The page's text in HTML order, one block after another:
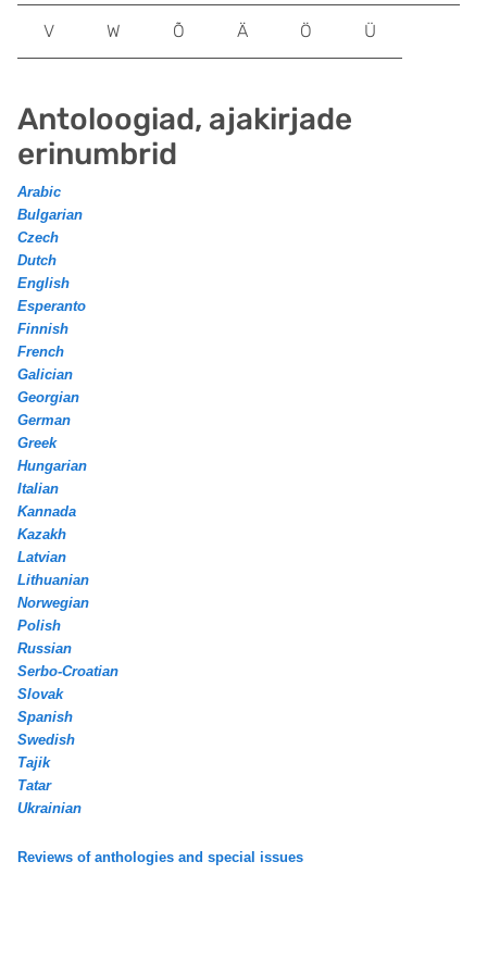
Antoloogiad, ajakirjade
erinumbrid
Arabic
Bulgarian
Czech
Dutch
English
Esperanto
Finnish
French
Galician
Georgian
German
Greek
Hungarian
Italian
Kannada
Kazakh
Latvian
Lithuanian
Norwegian
Polish
Russian
Serbo-Croatian
Slovak
Spanish
Swedish
Tajik
Tatar
Ukrainian
Reviews of anthologies and special issues
V W Õ Ä Ö Ü